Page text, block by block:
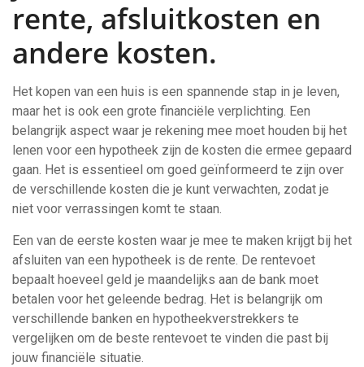
rente, afsluitkosten en
andere kosten.
Het kopen van een huis is een spannende stap in je leven,
maar het is ook een grote financiële verplichting. Een
belangrijk aspect waar je rekening mee moet houden bij het
lenen voor een hypotheek zijn de kosten die ermee gepaard
gaan. Het is essentieel om goed geïnformeerd te zijn over
de verschillende kosten die je kunt verwachten, zodat je
niet voor verrassingen komt te staan.
Een van de eerste kosten waar je mee te maken krijgt bij het
afsluiten van een hypotheek is de rente. De rentevoet
bepaalt hoeveel geld je maandelijks aan de bank moet
betalen voor het geleende bedrag. Het is belangrijk om
verschillende banken en hypotheekverstrekkers te
vergelijken om de beste rentevoet te vinden die past bij
jouw financiële situatie.